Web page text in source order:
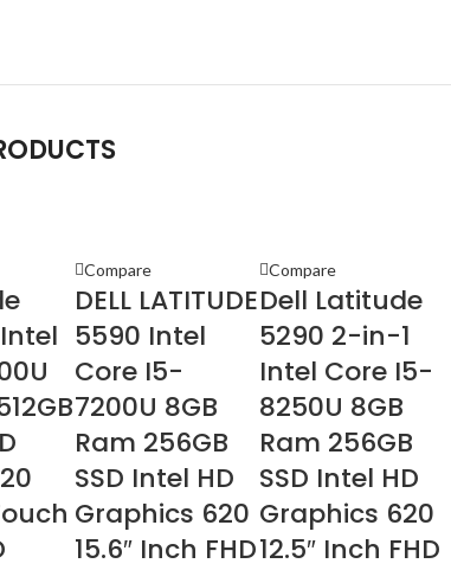
Compare
DELL LATITUDE
5590 Intel
Core I5-
7200U 8GB
Ram 256GB
SSD Intel HD
Graphics 620
15.6″ Inch FHD
Compare
Dell Latitude
5290 2-in-1
Intel Core I5-
8250U 8GB
Ram 256GB
SSD Intel HD
Graphics 620
12.5″ Inch FHD